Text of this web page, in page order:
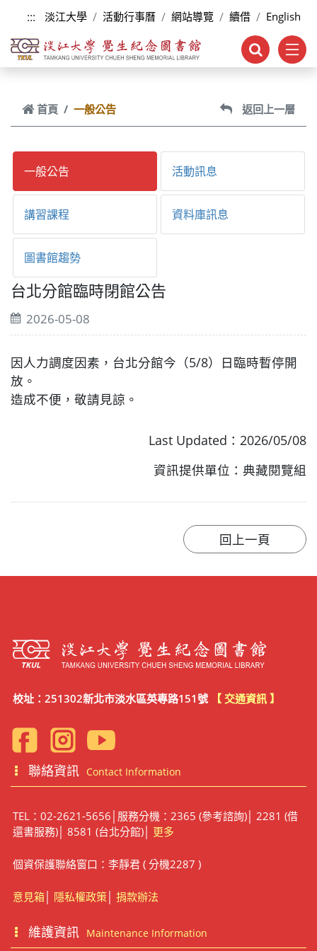
跳到主要內容
::: 淡江大學 活動行事曆 網站導覽 續借 English
首頁 一般公告 返回上一層
一般公告 活動訊息
講習課程 資料庫訊息
圖書館趨勢
台北分館臨時閉館公告
2026-05-08
因人力調度因素，台北分館今（5/8）日臨時暫停開
放。
造成不便，敬請見諒。
Last Updated：2026/05/08
資訊提供單位：典藏閱覽組
校址：251302新北市淡水區英專路151號 【 交通資訊 】
聯絡資訊 Contact Information
TEL：02-2621-5656│服務分機：2365 (參考諮詢)│ 2281 (借
還書服務)│ 8581 (台北分館)│ 更多
個資保護聯絡窗口：李靜君 ( 分機2287 )
意見箱│ 隱私權政策│ 捐款辦法
維護資訊 Maintenance Information